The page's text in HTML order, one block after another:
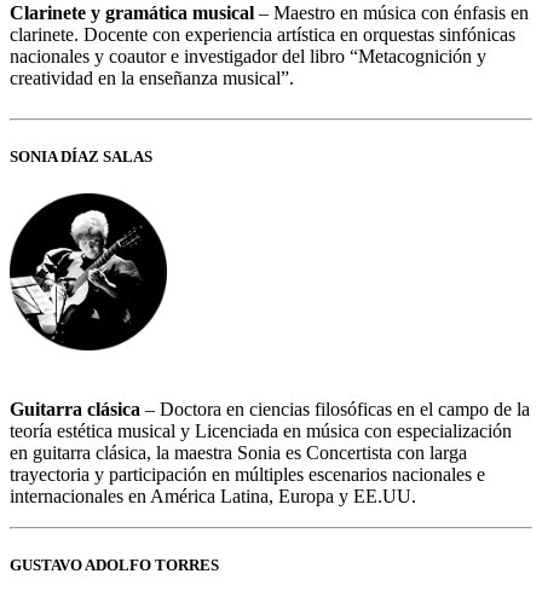
Clarinete y gramática musical – Maestro en música con énfasis en
clarinete. Docente con experiencia artística en orquestas sinfónicas
nacionales y coautor e investigador del libro “Metacognición y
creatividad en la enseñanza musical”.
SONIA DÍAZ SALAS
Guitarra clásica – Doctora en ciencias filosóficas en el campo de la
teoría estética musical y Licenciada en música con especialización
en guitarra clásica, la maestra Sonia es Concertista con larga
trayectoria y participación en múltiples escenarios nacionales e
internacionales en América Latina, Europa y EE.UU.
GUSTAVO ADOLFO TORRES